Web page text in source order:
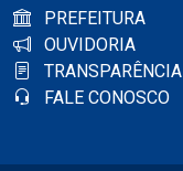
PREFEITURA
OUVIDORIA
TRANSPARÊNCIA
FALE CONOSCO